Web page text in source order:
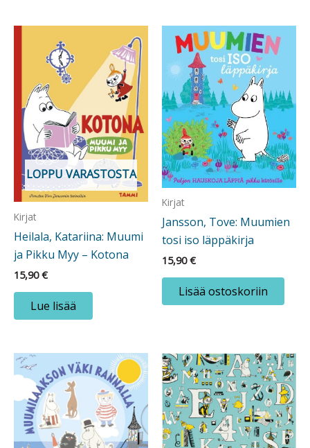
LOPPU VARASTOSTA
Kirjat
Heilala, Katariina: Muumi
ja Pikku Myy – Kotona
15,90€
Lue lisää
Kirjat
Jansson, Tove: Muumien
tosi iso läppäkirja
15,90€
Lisää ostoskoriin